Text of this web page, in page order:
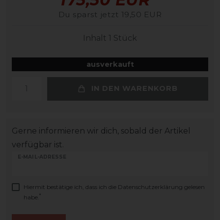
Du sparst jetzt 19,50 EUR
Inhalt 1 Stück
ausverkauft
IN DEN WARENKORB
Gerne informieren wir dich, sobald der Artikel
verfügbar ist.
E-MAIL-ADRESSE
Hiermit bestätige ich, dass ich die Daten­schutz­erklärung gelesen
habe. *